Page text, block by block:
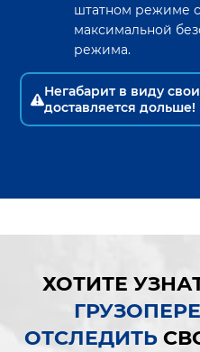
штатном режиме
максимальной
режима.
Негабарит в виду
доставляется дольше!
ХОТИТЕ
ОТСЛЕДИТЬ